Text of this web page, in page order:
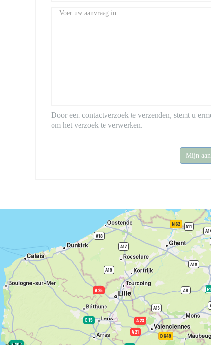
Door een contactverzoek te verzenden, stemt u
om het verzoek te verwerken.